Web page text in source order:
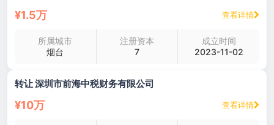
¥1.5万 查看详情
所属城市
烟台
注册资本
7
成立时间
2023-11-02
转让 深圳市前海中税财务有限公司
¥10万 查看详情